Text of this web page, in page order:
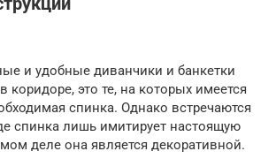
и удобные диванчики и банкетки
коридоре, это те, на которых имеется
спинка. Однако встречаются
спинка лишь имитирует настоящую
деле она является декоративной.